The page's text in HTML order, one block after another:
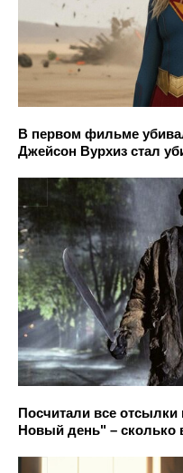
В первом фильме
Джейсон Вурхиз стал
Посчитали все отсылки
Новый день" – сколько